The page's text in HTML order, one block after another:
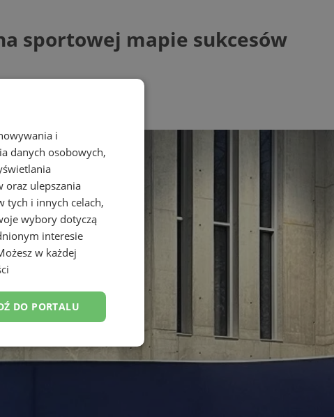
sportowej mapie sukcesów
i
danych osobowych,
oraz ulepszania
tych i innych celach,
wybory dotyczą
interesie
w każdej
DO PORTALU
Niesklasyfikowane